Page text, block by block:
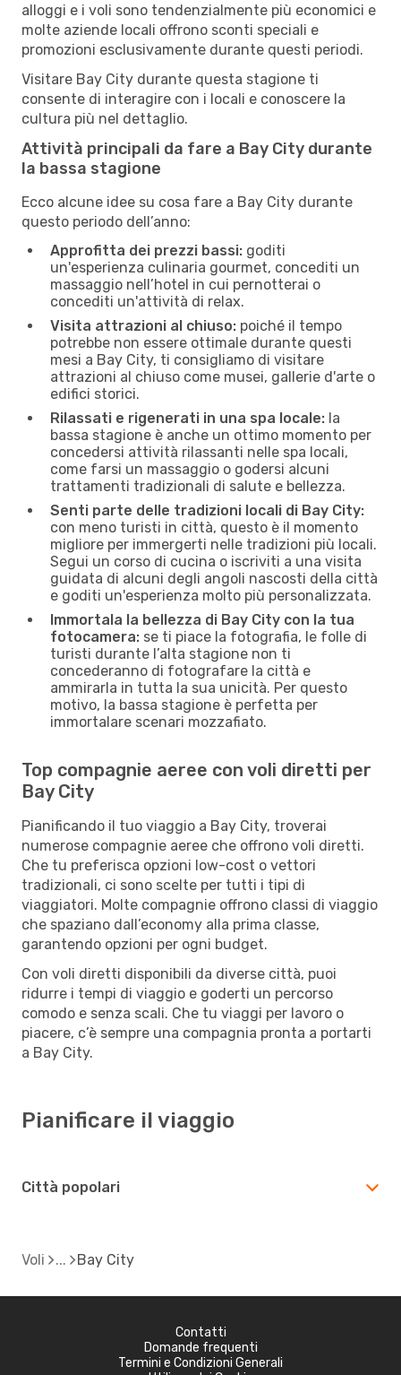
alloggi e i voli sono tendenzialmente più economici e
molte aziende locali offrono sconti speciali e
promozioni esclusivamente durante questi periodi.
Visitare Bay City durante questa stagione ti
consente di interagire con i locali e conoscere la
cultura più nel dettaglio.
Attività principali da fare a Bay City durante
la bassa stagione
Ecco alcune idee su cosa fare a Bay City durante
questo periodo dell’anno:
Approfitta dei prezzi bassi: goditi
un'esperienza culinaria gourmet, concediti un
massaggio nell’hotel in cui pernotterai o
concediti un'attività di relax.
Visita attrazioni al chiuso: poiché il tempo
potrebbe non essere ottimale durante questi
mesi a Bay City, ti consigliamo di visitare
attrazioni al chiuso come musei, gallerie d'arte o
edifici storici.
Rilassati e rigenerati in una spa locale: la
bassa stagione è anche un ottimo momento per
concedersi attività rilassanti nelle spa locali,
come farsi un massaggio o godersi alcuni
trattamenti tradizionali di salute e bellezza.
Senti parte delle tradizioni locali di Bay City:
con meno turisti in città, questo è il momento
migliore per immergerti nelle tradizioni più locali.
Segui un corso di cucina o iscriviti a una visita
guidata di alcuni degli angoli nascosti della città
e goditi un'esperienza molto più personalizzata.
Immortala la bellezza di Bay City con la tua
fotocamera: se ti piace la fotografia, le folle di
turisti durante l’alta stagione non ti
concederanno di fotografare la città e
ammirarla in tutta la sua unicità. Per questo
motivo, la bassa stagione è perfetta per
immortalare scenari mozzafiato.
Top compagnie aeree con voli diretti per
Bay City
Pianificando il tuo viaggio a Bay City, troverai
numerose compagnie aeree che offrono voli diretti.
Che tu preferisca opzioni low-cost o vettori
tradizionali, ci sono scelte per tutti i tipi di
viaggiatori. Molte compagnie offrono classi di viaggio
che spaziano dall’economy alla prima classe,
garantendo opzioni per ogni budget.
Con voli diretti disponibili da diverse città, puoi
ridurre i tempi di viaggio e goderti un percorso
comodo e senza scali. Che tu viaggi per lavoro o
piacere, c’è sempre una compagnia pronta a portarti
a Bay City.
Pianificare il viaggio
Città popolari
Voli Bay City
Contatti
Domande frequenti
Termini e Condizioni Generali